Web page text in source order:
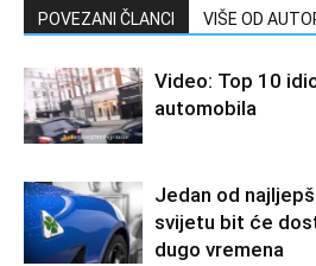
POVEZANI ČLANCI VIŠE OD
Video: Top 10
automobila
Jedan od
svijetu bit će
dugo vremena